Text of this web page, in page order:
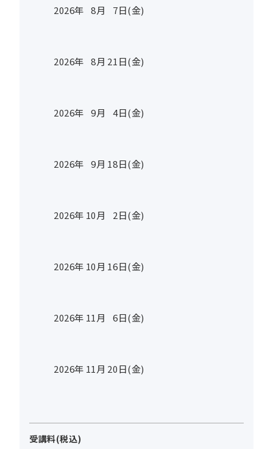
2026年 8月 7日(金)
2026年 8月 21日(金)
2026年 9月 4日(金)
2026年 9月 18日(金)
2026年 10月 2日(金)
2026年 10月 16日(金)
2026年 11月 6日(金)
2026年 11月 20日(金)
受講料(税込)